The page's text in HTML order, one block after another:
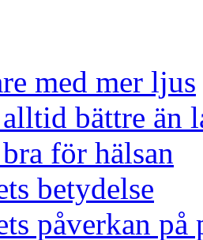
med mer ljus
bättre än
för hälsan
betydelse
påverkan på